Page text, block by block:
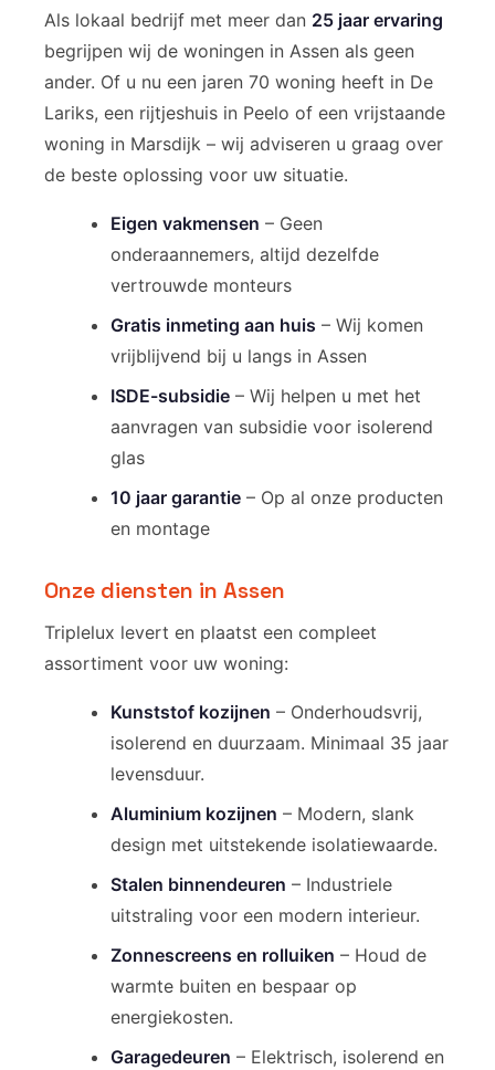
Als lokaal bedrijf met meer dan 25 jaar ervaring
begrijpen wij de woningen in Assen als geen
ander. Of u nu een jaren 70 woning heeft in De
Lariks, een rijtjeshuis in Peelo of een vrijstaande
woning in Marsdijk – wij adviseren u graag over
de beste oplossing voor uw situatie.
Eigen vakmensen – Geen
onderaannemers, altijd dezelfde
vertrouwde monteurs
Gratis inmeting aan huis – Wij komen
vrijblijvend bij u langs in Assen
ISDE-subsidie – Wij helpen u met het
aanvragen van subsidie voor isolerend
glas
10 jaar garantie – Op al onze producten
en montage
Onze diensten in Assen
Triplelux levert en plaatst een compleet
assortiment voor uw woning:
Kunststof kozijnen – Onderhoudsvrij,
isolerend en duurzaam. Minimaal 35 jaar
levensduur.
Aluminium kozijnen – Modern, slank
design met uitstekende isolatiewaarde.
Stalen binnendeuren – Industriele
uitstraling voor een modern interieur.
Zonnescreens en rolluiken – Houd de
warmte buiten en bespaar op
energiekosten.
Garagedeuren – Elektrisch, isolerend en